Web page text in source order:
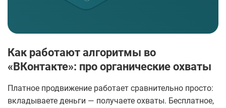
Как работают алгоритмы во
«ВКонтакте»: про органические охваты
Платное продвижение работает сравнительно просто:
вкладываете деньги — получаете охваты. Бесплатное,